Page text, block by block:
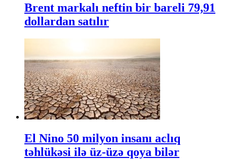
Brent markalı neftin bir bareli 79,91
dollardan satılır
El Nino 50 milyon insanı aclıq
təhlükəsi ilə üz-üzə qoya bilər